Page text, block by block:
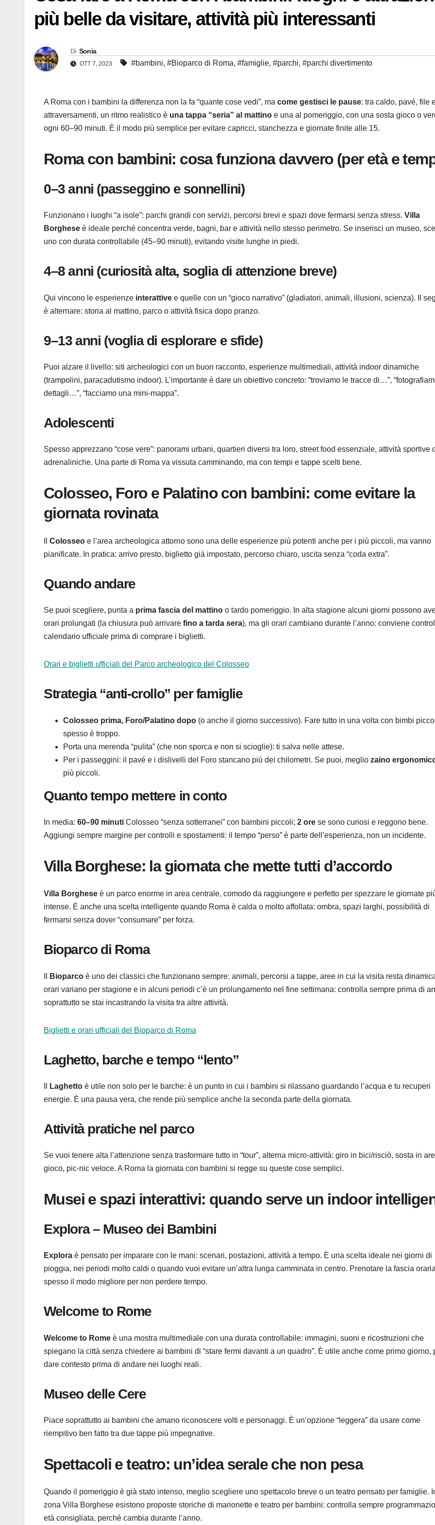
più belle da visitare, attività più interessanti
Di Sonia
OTT 7, 2023 #bambini, #Bioparco di Roma, #famiglie, #parchi, #parchi divertimento
A Roma con i bambini la differenza non la fa “quante cose vedi”, ma come gestisci le pause: tra caldo, pavé, file
attraversamenti, un ritmo realistico è una tappa “seria” al mattino e una al pomeriggio, con una sosta gioco o
ogni 60–90 minuti. È il modo più semplice per evitare capricci, stanchezza e giornate finite alle 15.
Roma con bambini: cosa funziona davvero (per età e
0–3 anni (passeggino e sonnellini)
Funzionano i luoghi “a isole”: parchi grandi con servizi, percorsi brevi e spazi dove fermarsi senza stress. Villa
Borghese è ideale perché concentra verde, bagni, bar e attività nello stesso perimetro. Se inserisci un museo,
uno con durata controllabile (45–90 minuti), evitando visite lunghe in piedi.
4–8 anni (curiosità alta, soglia di attenzione breve)
Qui vincono le esperienze interattive e quelle con un “gioco narrativo” (gladiatori, animali, illusioni, scienza). Il
è alternare: storia al mattino, parco o attività fisica dopo pranzo.
9–13 anni (voglia di esplorare e sfide)
Puoi alzare il livello: siti archeologici con un buon racconto, esperienze multimediali, attività indoor dinamiche
(trampolini, paracadutismo indoor). L’importante è dare un obiettivo concreto: “troviamo le tracce di…”,
dettagli…”, “facciamo una mini-mappa”.
Adolescenti
Spesso apprezzano “cose vere”: panorami urbani, quartieri diversi tra loro, street food essenziale, attività sportive
adrenaliniche. Una parte di Roma va vissuta camminando, ma con tempi e tappe scelti bene.
Colosseo, Foro e Palatino con bambini: come evitare la
giornata rovinata
Colosseo e l’area archeologica attorno sono una delle esperienze più potenti anche per i più piccoli, ma vanno
pianificate. In pratica: arrivo presto, biglietto già impostato, percorso chiaro, uscita senza “coda extra”.
Quando andare
Se puoi scegliere, punta a prima fascia del mattino o tardo pomeriggio. In alta stagione alcuni giorni possono
orari prolungati (la chiusura può arrivare fino a tarda sera), ma gli orari cambiano durante l’anno: conviene
calendario ufficiale prima di comprare i biglietti.
Orari e biglietti ufficiali del Parco archeologico del Colosseo
Strategia “anti-crollo” per famiglie
Colosseo prima, Foro/Palatino dopo (o anche il giorno successivo). Fare tutto in una volta con bimbi
spesso è troppo.
Porta una merenda “pulita” (che non sporca e non si scioglie): ti salva nelle attese.
Per i passeggini: il pavé e i dislivelli del Foro stancano più dei chilometri. Se puoi, meglio zaino
più piccoli.
Quanto tempo mettere in conto
In media: 60–90 minuti Colosseo “senza sotterranei” con bambini piccoli; 2 ore se sono curiosi e reggono bene.
Aggiungi sempre margine per controlli e spostamenti: il tempo “perso” è parte dell’esperienza, non un incidente.
Villa Borghese: la giornata che mette tutti d’accordo
Villa Borghese è un parco enorme in area centrale, comodo da raggiungere e perfetto per spezzare le giornate
intense. È anche una scelta intelligente quando Roma è calda o molto affollata: ombra, spazi larghi, possibilità di
fermarsi senza dover “consumare” per forza.
Bioparco di Roma
Bioparco è uno dei classici che funzionano sempre: animali, percorsi a tappe, aree in cui la visita resta
orari variano per stagione e in alcuni periodi c’è un prolungamento nel fine settimana: controlla sempre prima di
soprattutto se stai incastrando la visita tra altre attività.
Biglietti e orari ufficiali del Bioparco di Roma
Laghetto, barche e tempo “lento”
Laghetto è utile non solo per le barche: è un punto in cui i bambini si rilassano guardando l’acqua e tu recuperi
energie. È una pausa vera, che rende più semplice anche la seconda parte della giornata.
Attività pratiche nel parco
Se vuoi tenere alta l’attenzione senza trasformare tutto in “tour”, alterna micro-attività: giro in bici/risciò, sosta in
gioco, pic-nic veloce. A Roma la giornata con bambini si regge su queste cose semplici.
Musei e spazi interattivi: quando serve un indoor
Explora – Museo dei Bambini
Explora è pensato per imparare con le mani: scenari, postazioni, attività a tempo. È una scelta ideale nei giorni di
pioggia, nei periodi molto caldi o quando vuoi evitare un’altra lunga camminata in centro. Prenotare la fascia
spesso il modo migliore per non perdere tempo.
Welcome to Rome
Welcome to Rome è una mostra multimediale con una durata controllabile: immagini, suoni e ricostruzioni che
spiegano la città senza chiedere ai bambini di “stare fermi davanti a un quadro”. È utile anche come primo giorno,
dare contesto prima di andare nei luoghi reali.
Museo delle Cere
Piace soprattutto ai bambini che amano riconoscere volti e personaggi. È un’opzione “leggera” da usare come
riempitivo ben fatto tra due tappe più impegnative.
Spettacoli e teatro: un’idea serale che non pesa
Quando il pomeriggio è già stato intenso, meglio scegliere uno spettacolo breve o un teatro pensato per famiglie.
zona Villa Borghese esistono proposte storiche di marionette e teatro per bambini: controlla sempre
età consigliata, perché cambia durante l’anno.